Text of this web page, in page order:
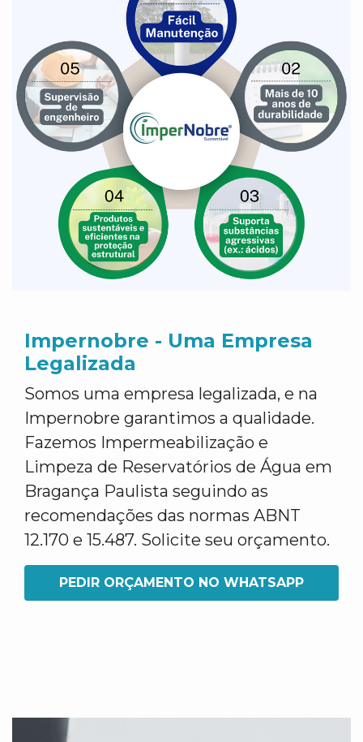
Impernobre - Uma Empresa
Legalizada
Somos uma empresa legalizada, e na
Impernobre garantimos a qualidade.
Fazemos Impermeabilização e
Limpeza de Reservatórios de Água em
Bragança Paulista seguindo as
recomendações das normas ABNT
12.170 e 15.487. Solicite seu orçamento.
PEDIR ORÇAMENTO NO WHATSAPP